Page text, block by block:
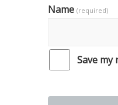
Name (required)
Save